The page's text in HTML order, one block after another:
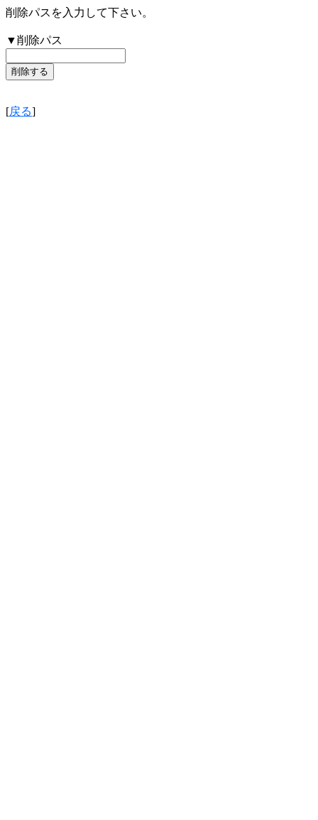
削除パスを入力して下さい。
▼削除パス
[戻る]